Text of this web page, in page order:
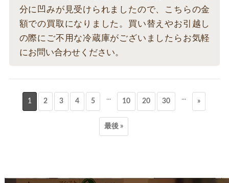
分に凹みが見受けられましたので、こちらの金
額での買取になりました。買い替えやお引越し
の際にご不用な冷蔵庫がございましたらお気軽
にお問い合わせください。
1 2 3 4 5 ... 10 20 30 ... »
最後 »